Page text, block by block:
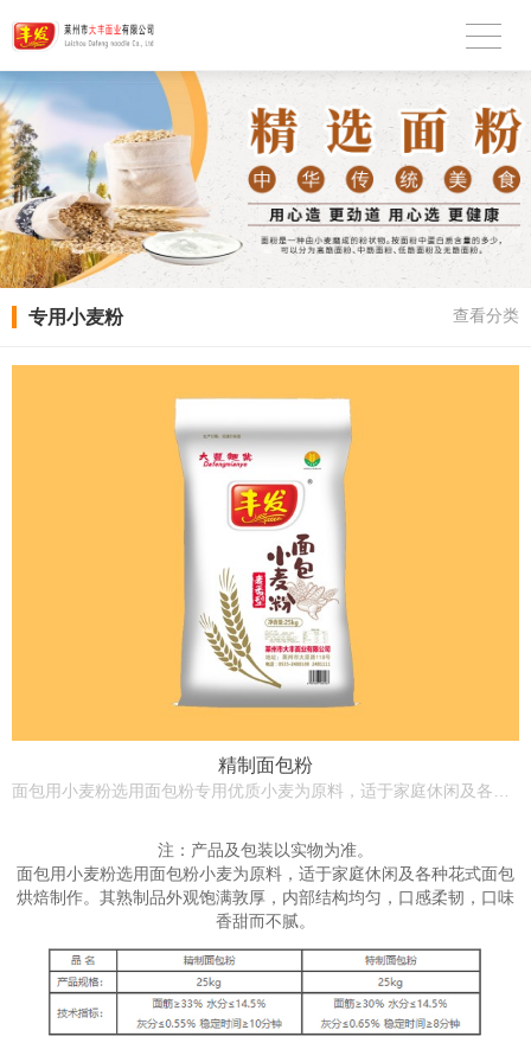
专用小麦粉 查看分类
精制面包粉
面包用小麦粉选用面包粉专用优质小麦为原料，适于家庭休闲及各种花式面包烘焙制作。
注：产品及包装以实物为准。
面包用小麦粉选用面包粉小麦为原料，适于家庭休闲及各种花式面包
烘焙制作。其熟制品外观饱满敦厚，内部结构均匀，口感柔韧，口味
香甜而不腻。